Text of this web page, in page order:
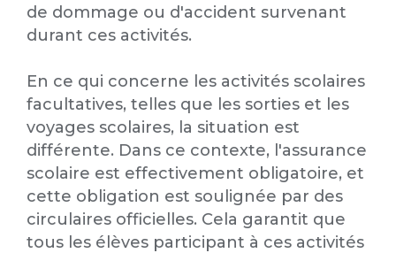
de dommage ou d'accident survenant
durant ces activités.
En ce qui concerne les activités scolaires
facultatives, telles que les sorties et les
voyages scolaires, la situation est
différente. Dans ce contexte, l'assurance
scolaire est effectivement obligatoire, et
cette obligation est soulignée par des
circulaires officielles. Cela garantit que
tous les élèves participant à ces activités